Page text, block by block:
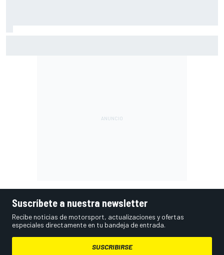
Suscríbete a nuestra newsletter
Recibe noticias de motorsport, actualizaciones y ofertas
especiales directamente en tu bandeja de entrada.
SUSCRIBIRSE